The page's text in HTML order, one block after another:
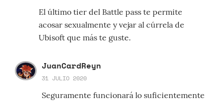
El último tier del Battle pass te permite
acosar sexualmente y vejar al cúrrela de
Ubisoft que más te guste.
JuanCardReyn
31 JULIO 2020
Seguramente funcionará lo suficientemente